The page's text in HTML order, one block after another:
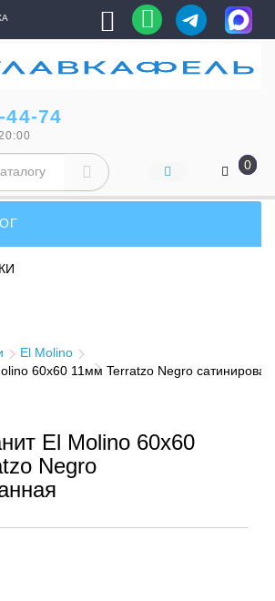
44-74
0
El Molino
60x60 11мм Terratzo Negro
El Molino 60x60
Negro